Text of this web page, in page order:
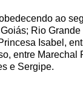
ao
Rio Grande
Isabel,
entre Marechal
e Sergipe.